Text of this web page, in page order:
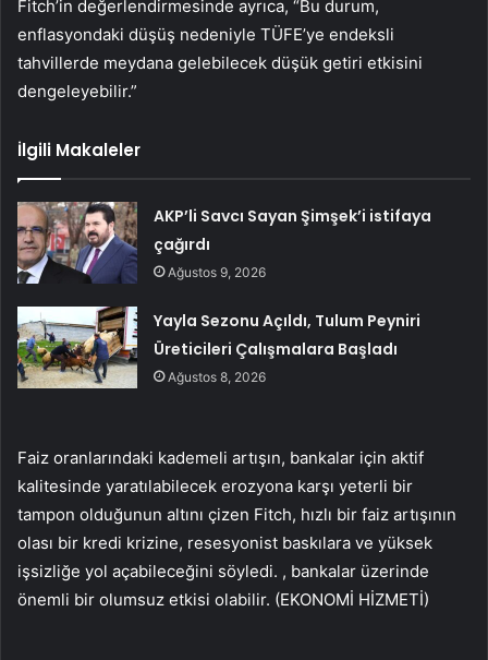
Fitch’in değerlendirmesinde ayrıca, “Bu durum,
enflasyondaki düşüş nedeniyle TÜFE’ye endeksli
tahvillerde meydana gelebilecek düşük getiri etkisini
dengeleyebilir.”
İlgili Makaleler
AKP’li Savcı Sayan Şimşek’i istifaya
çağırdı
Ağustos 9, 2026
Yayla Sezonu Açıldı, Tulum Peyniri
Üreticileri Çalışmalara Başladı
Ağustos 8, 2026
Faiz oranlarındaki kademeli artışın, bankalar için aktif
kalitesinde yaratılabilecek erozyona karşı yeterli bir
tampon olduğunun altını çizen Fitch, hızlı bir faiz artışının
olası bir kredi krizine, resesyonist baskılara ve yüksek
işsizliğe yol açabileceğini söyledi. , bankalar üzerinde
önemli bir olumsuz etkisi olabilir. (EKONOMİ HİZMETİ)